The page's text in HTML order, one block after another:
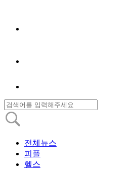
전체뉴스
피플
헬스